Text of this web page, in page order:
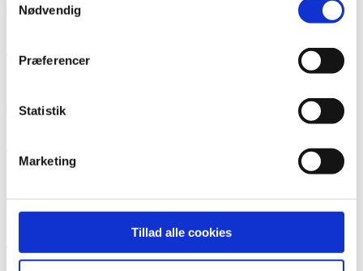
Nødvendig
Præferencer
Statistik
Marketing
Tillad alle cookies
Christian Horty Stenrøjl